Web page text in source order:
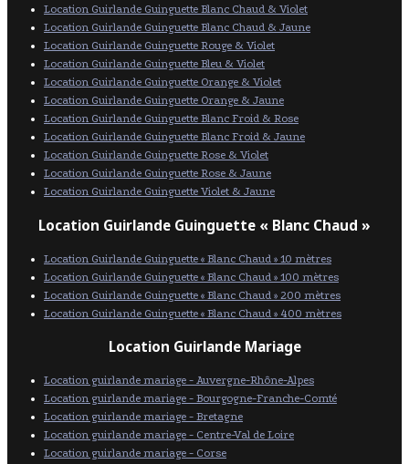
Location Guirlande Guinguette Blanc Chaud & Violet
Location Guirlande Guinguette Blanc Chaud & Jaune
Location Guirlande Guinguette Rouge & Violet
Location Guirlande Guinguette Bleu & Violet
Location Guirlande Guinguette Orange & Violet
Location Guirlande Guinguette Orange & Jaune
Location Guirlande Guinguette Blanc Froid & Rose
Location Guirlande Guinguette Blanc Froid & Jaune
Location Guirlande Guinguette Rose & Violet
Location Guirlande Guinguette Rose & Jaune
Location Guirlande Guinguette Violet & Jaune
Location Guirlande Guinguette « Blanc Chaud »
Location Guirlande Guinguette « Blanc Chaud » 10 mètres
Location Guirlande Guinguette « Blanc Chaud » 100 mètres
Location Guirlande Guinguette « Blanc Chaud » 200 mètres
Location Guirlande Guinguette « Blanc Chaud » 400 mètres
Location Guirlande Mariage
Location guirlande mariage - Auvergne-Rhône-Alpes
Location guirlande mariage - Bourgogne-Franche-Comté
Location guirlande mariage - Bretagne
Location guirlande mariage - Centre-Val de Loire
Location guirlande mariage - Corse